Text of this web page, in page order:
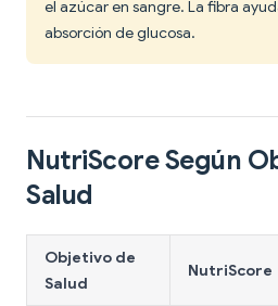
el azúcar en sangre. La fibra
absorción de glucosa.
NutriScore Según
Salud
Objetivo de
Salud
NutriScore